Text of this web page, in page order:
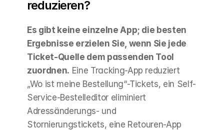
reduzieren?
Es gibt keine einzelne App; die besten
Ergebnisse erzielen Sie, wenn Sie jede
Ticket-Quelle dem passenden Tool
zuordnen. Eine Tracking-App reduziert
„Wo ist meine Bestellung“-Tickets, ein Self-
Service-Bestelleditor eliminiert
Adressänderungs- und
Stornierungstickets, eine Retouren-App